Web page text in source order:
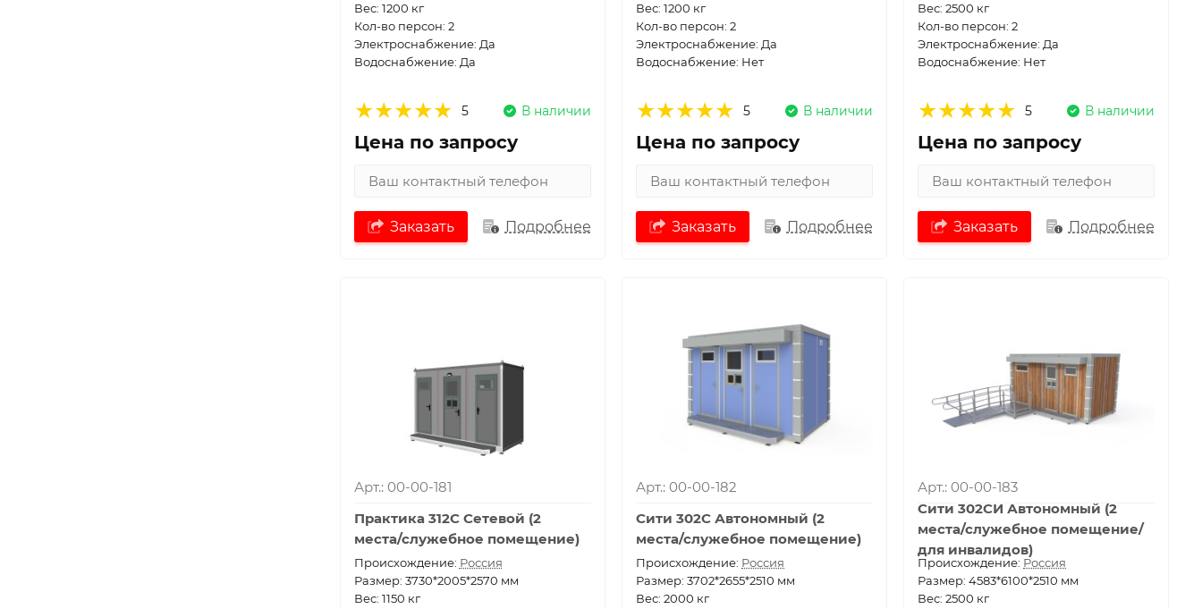
Вес: 1200 кг
Кол-во персон: 2
Электроснабжение: Да
Водоснабжение: Да
5 В наличии
Цена по запросу
Заказать Подробнее
Вес: 1200 кг
Кол-во персон: 2
Электроснабжение: Да
Водоснабжение: Нет
5 В наличии
Цена по запросу
Заказать Подробнее
Вес: 2500 кг
Кол-во персон: 2
Электроснабжение: Да
Водоснабжение: Нет
5 В наличии
Цена по запросу
Заказать Подробнее
Арт.: 00-00-181
Практика 312С Сетевой (2
места/служебное помещение)
Проиcхождение: Россия
Размер: 3730*2005*2570 мм
Вес: 1150 кг
Арт.: 00-00-182
Сити 302С Автономный (2
места/служебное помещение)
Проиcхождение: Россия
Размер: 3702*2655*2510 мм
Вес: 2000 кг
Арт.: 00-00-183
Сити 302СИ Автономный (2
места/служебное помещение/
для инвалидов)
Проиcхождение: Россия
Размер: 4583*6100*2510 мм
Вес: 2500 кг